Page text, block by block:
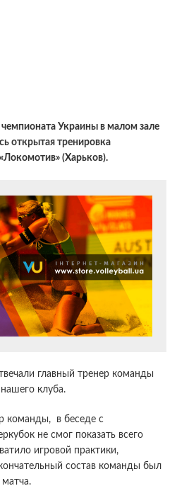
Украины в малом зале
открытая тренировка
(Харьков).
главный тренер команды
клуба.
команды, в беседе с
не смог показать всего
игровой практики,
состав команды был